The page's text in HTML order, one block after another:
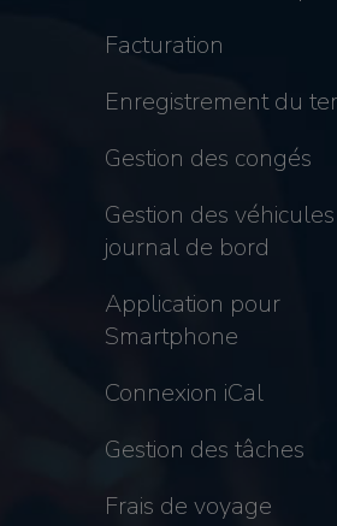
Facturation
Enregistrement du
Gestion des congés
Gestion des
journal de bord
Application pour
Smartphone
Connexion iCal
Gestion des tâches
Frais de voyage